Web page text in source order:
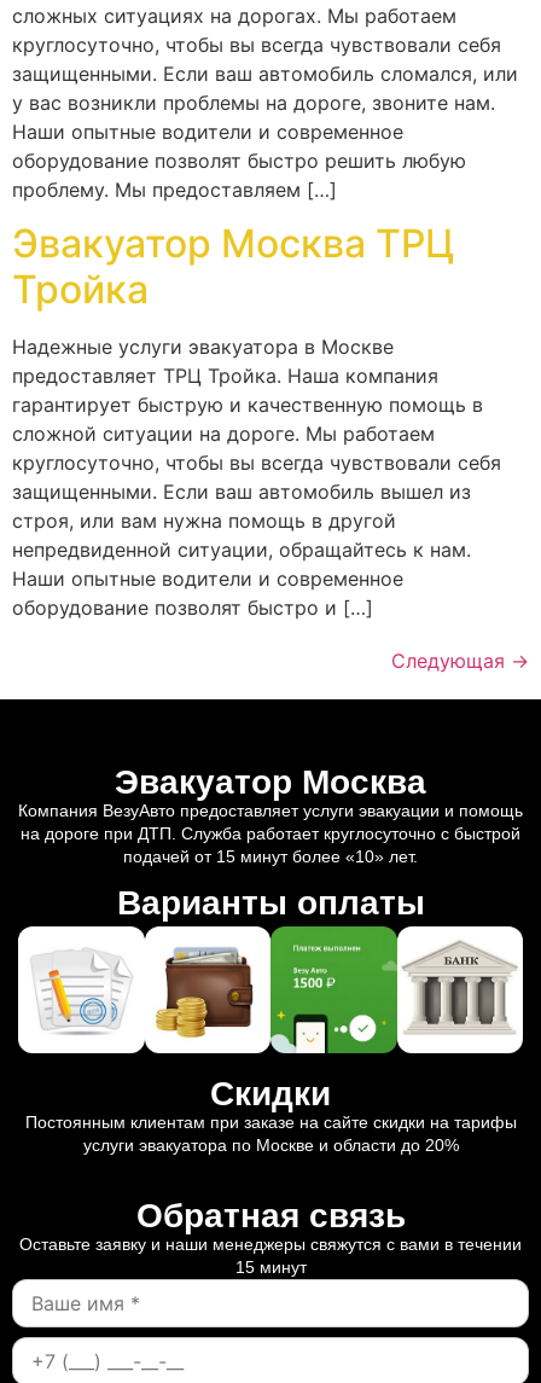
сложных ситуациях на дорогах. Мы работаем
круглосуточно, чтобы вы всегда чувствовали себя
защищенными. Если ваш автомобиль сломался, или
у вас возникли проблемы на дороге, звоните нам.
Наши опытные водители и современное
оборудование позволят быстро решить любую
проблему. Мы предоставляем […]
Эвакуатор Москва ТРЦ
Тройка
Надежные услуги эвакуатора в Москве
предоставляет ТРЦ Тройка. Наша компания
гарантирует быструю и качественную помощь в
сложной ситуации на дороге. Мы работаем
круглосуточно, чтобы вы всегда чувствовали себя
защищенными. Если ваш автомобиль вышел из
строя, или вам нужна помощь в другой
непредвиденной ситуации, обращайтесь к нам.
Наши опытные водители и современное
оборудование позволят быстро и […]
Следующая →
Эвакуатор Москва
Компания ВезуАвто предоставляет услуги эвакуации и помощь
на дороге при ДТП. Служба работает круглосуточно с быстрой
подачей от 15 минут более «10» лет.
Варианты оплаты
Скидки
Постоянным клиентам при заказе на сайте скидки на тарифы
услуги эвакуатора по Москве и области до 20%
Обратная связь
Оставьте заявку и наши менеджеры свяжутся с вами в течении
15 минут